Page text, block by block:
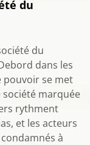
du
du
dans les
pouvoir se met
société marquée
rythment
et les acteurs
à